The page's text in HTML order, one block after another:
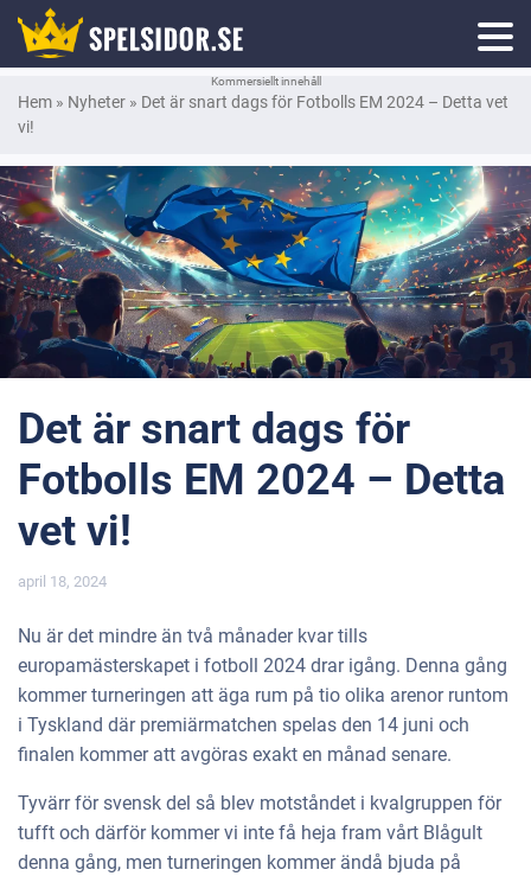
Kommersiellt innehåll
Hem » Nyheter » Det är snart dags för Fotbolls EM 2024 – Detta vet
vi!
Det är snart dags för
Fotbolls EM 2024 – Detta
vet vi!
april 18, 2024
Nu är det mindre än två månader kvar tills
europamästerskapet i fotboll 2024 drar igång. Denna gång
kommer turneringen att äga rum på tio olika arenor runtom
i Tyskland där premiärmatchen spelas den 14 juni och
finalen kommer att avgöras exakt en månad senare.
Tyvärr för svensk del så blev motståndet i kvalgruppen för
tufft och därför kommer vi inte få heja fram vårt Blågult
denna gång, men turneringen kommer ändå bjuda på